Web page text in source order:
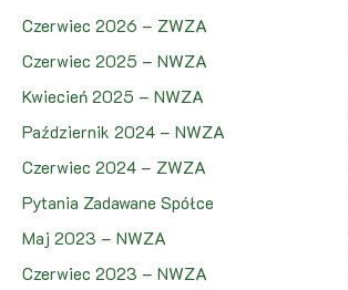
Czerwiec 2026 – ZWZA
Czerwiec 2025 – NWZA
Kwiecień 2025 – NWZA
Październik 2024 – NWZA
Czerwiec 2024 – ZWZA
Pytania Zadawane Spółce
Maj 2023 – NWZA
Czerwiec 2023 – NWZA